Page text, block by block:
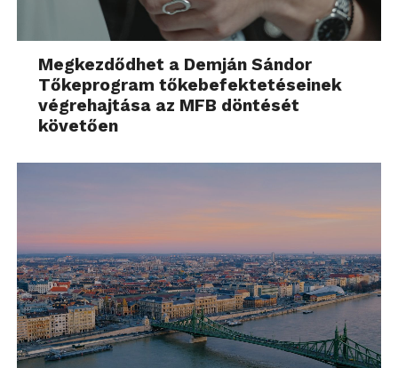
Megkezdődhet a Demján Sándor
Tőkeprogram tőkebefektetéseinek
végrehajtása az MFB döntését
követően